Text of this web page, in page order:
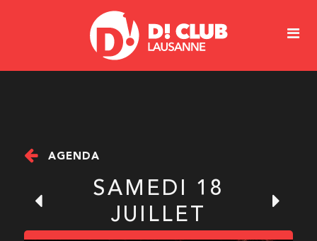
AGENDA
SAMEDI 18
JUILLET